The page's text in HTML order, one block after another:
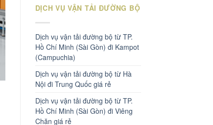
DỊCH VỤ VẬN TẢI ĐƯỜNG BỘ
Dịch vụ vận tải đường bộ từ TP.
Hồ Chí Minh (Sài Gòn) đi Kampot
(Campuchia)
Dịch vụ vận tải đường bộ từ Hà
Nội đi Trung Quốc giá rẻ
Dịch vụ vận tải đường bộ từ TP.
Hồ Chí Minh (Sài Gòn) đi Viêng
Chăn giá rẻ